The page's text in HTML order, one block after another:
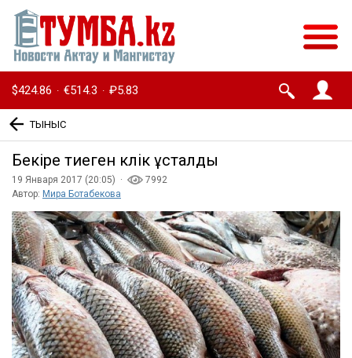
$424.86 · €514.3 · ₽5.83
ТЫНЫС
Бекіре тиеген көлік ұсталды
19 Января 2017 (20:05) ·
7992
Автор: Мира Ботабекова